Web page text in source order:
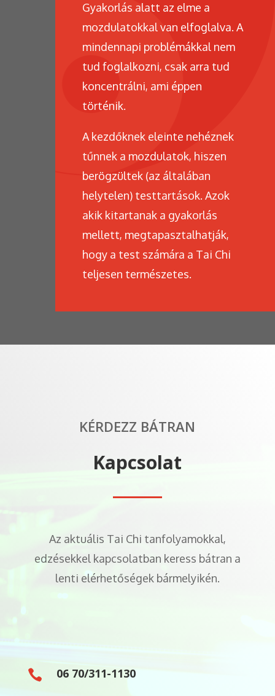
Gyakorlás alatt az elme a
mozdulatokkal van elfoglalva. A
mindennapi problémákkal nem
tud foglalkozni, csak arra tud
koncentrálni, ami éppen
történik.
A kezdőknek eleinte nehéznek
tűnnek a mozdulatok, hiszen
berögzültek (az általában
helytelen) testtartások. Azok
akik kitartanak a gyakorlás
mellett, megtapasztalhatják,
hogy a test számára a Tai Chi
teljesen természetes.
KÉRDEZZ BÁTRAN
Kapcsolat
Az aktuális Tai Chi tanfolyamokkal,
edzésekkel kapcsolatban keress bátran a
lenti elérhetőségek bármelyikén.
 06 70/311-1130